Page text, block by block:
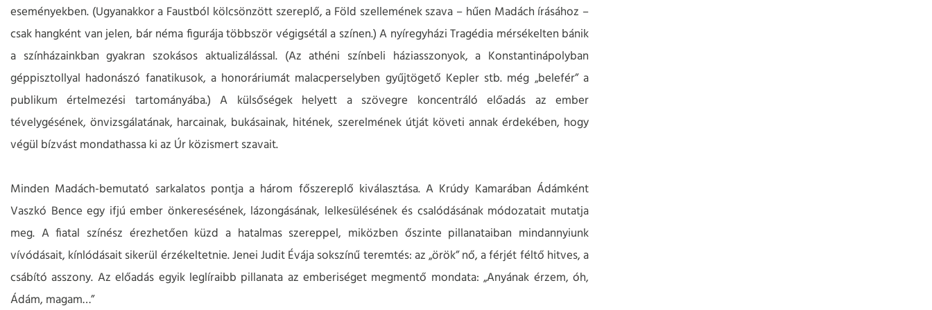
eseményekben. (Ugyanakkor a Faustból kölcsönzött szereplő, a Föld szellemének szava – hűen Madách írásához –
csak hangként van jelen, bár néma figurája többször végigsétál a színen.) A nyíregyházi Tragédia mérsékelten bánik
a színházainkban gyakran szokásos aktualizálással. (Az athéni színbeli háziasszonyok, a Konstantinápolyban
géppisztollyal hadonászó fanatikusok, a honoráriumát malacperselyben gyűjtögető Kepler stb. még „belefér” a
publikum értelmezési tartományába.) A külsőségek helyett a szövegre koncentráló előadás az ember
tévelygésének, önvizsgálatának, harcainak, bukásainak, hitének, szerelmének útját követi annak érdekében, hogy
végül bízvást mondathassa ki az Úr közismert szavait.
Minden Madách-bemutató sarkalatos pontja a három főszereplő kiválasztása. A Krúdy Kamarában Ádámként
Vaszkó Bence egy ifjú ember önkeresésének, lázongásának, lelkesülésének és csalódásának módozatait mutatja
meg. A fiatal színész érezhetően küzd a hatalmas szereppel, miközben őszinte pillanataiban mindannyiunk
vívódásait, kínlódásait sikerül érzékeltetnie. Jenei Judit Évája sokszínű teremtés: az „örök” nő, a férjét féltő hitves, a
csábító asszony. Az előadás egyik leglíraibb pillanata az emberiséget megmentő mondata: „Anyának érzem, óh,
Ádám, magam…”